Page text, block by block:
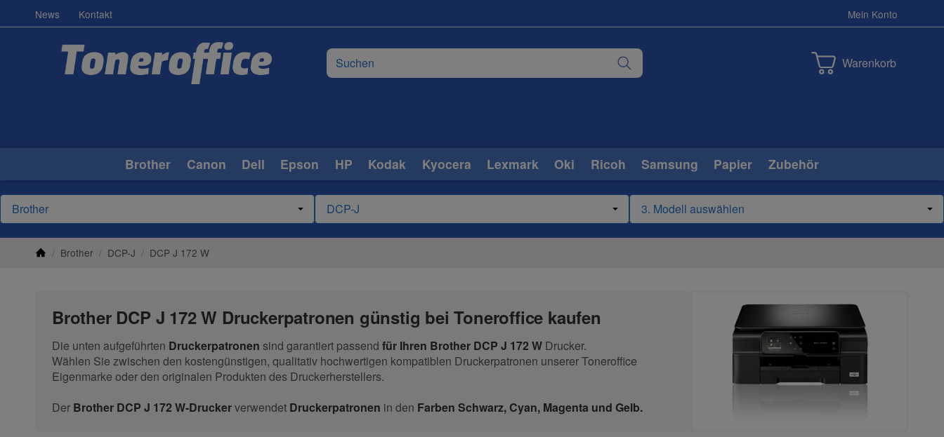
News Kontakt Mein Konto
Warenkorb
Brother Canon Dell Epson HP Kodak Kyocera Lexmark Oki Ricoh Samsung Papier Zubehör
/ Brother / DCP-J / DCP J 172 W
Brother DCP J 172 W Druckerpatronen günstig bei Toneroffice kaufen
Die unten aufgeführten Druckerpatronen sind garantiert passend für Ihren Brother DCP J 172 W Drucker.
Wählen Sie zwischen den kostengünstigen, qualitativ hochwertigen kompatiblen Druckerpatronen unserer Toneroffice
Eigenmarke oder den originalen Produkten des Druckerherstellers.
Der Brother DCP J 172 W-Druckerverwendet Druckerpatronen in den Farben Schwarz, Cyan, Magenta und Gelb.